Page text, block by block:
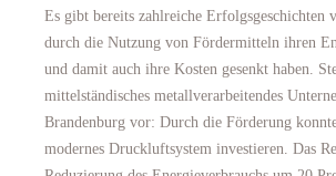
Es gibt bereits zahlreiche Erfolgsgeschichten
durch die Nutzung von Fördermitteln ihren
und damit auch ihre Kosten gesenkt haben.
mittelständisches metallverarbeitendes
Brandenburg vor: Durch die Förderung
modernes Druckluftsystem investieren. Das